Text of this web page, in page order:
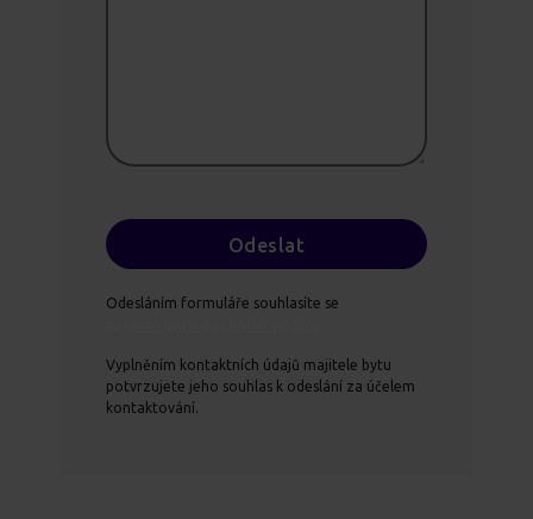
Odesláním formuláře souhlasíte se
Vyplněním kontaktních údajů majitele bytu
potvrzujete jeho souhlas k odeslání za účelem
kontaktování.